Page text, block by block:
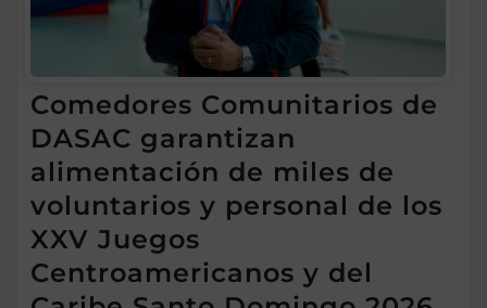
Comedores Comunitarios de
DASAC garantizan
alimentación de miles de
voluntarios y personal de los
XXV Juegos
Centroamericanos y del